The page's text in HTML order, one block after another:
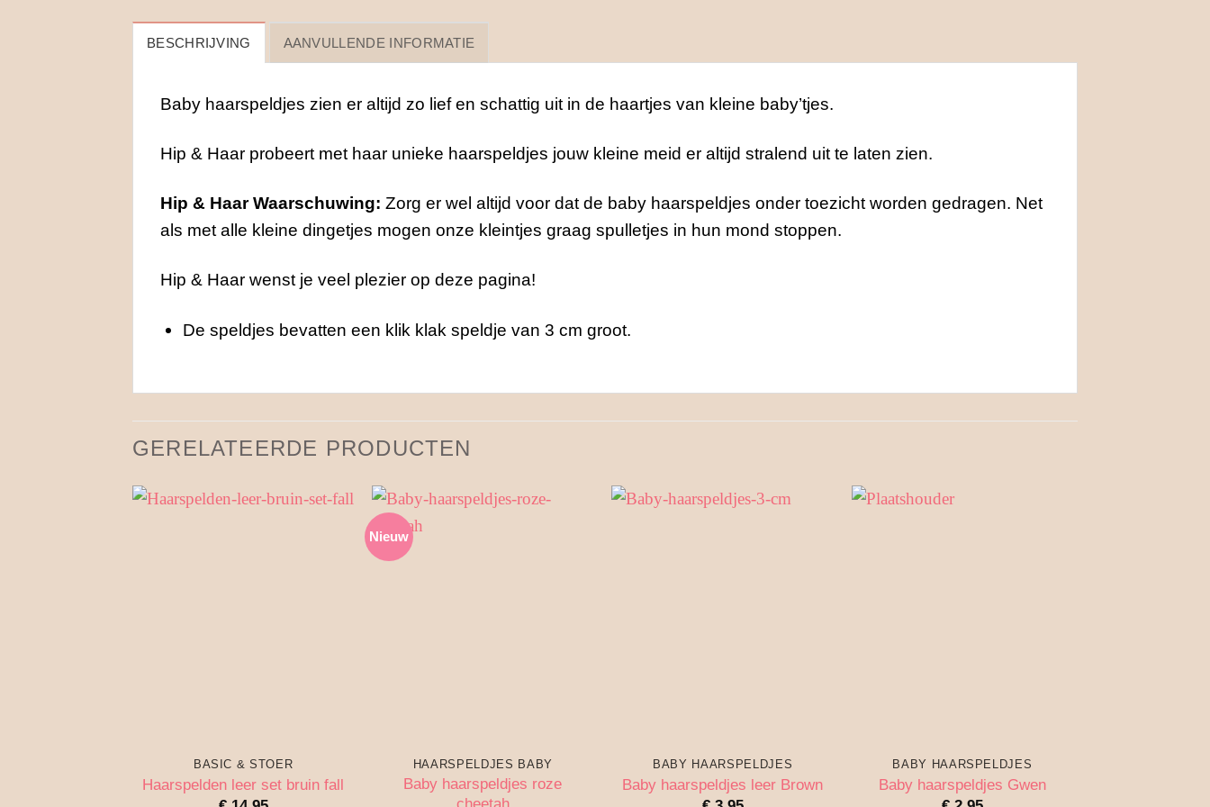
BESCHRIJVING AANVULLENDE INFORMATIE
Baby haarspeldjes zien er altijd zo lief en schattig uit in de haartjes van kleine baby’tjes.
Hip & Haar probeert met haar unieke haarspeldjes jouw kleine meid er altijd stralend uit te laten zien.
Hip & Haar Waarschuwing: Zorg er wel altijd voor dat de baby haarspeldjes onder toezicht worden gedragen. Net
als met alle kleine dingetjes mogen onze kleintjes graag spulletjes in hun mond stoppen.
Hip & Haar wenst je veel plezier op deze pagina!
De speldjes bevatten een klik klak speldje van 3 cm groot.
GERELATEERDE PRODUCTEN
BASIC & STOER
Haarspelden leer set bruin fall
Nieuw
HAARSPELDJES BABY
Baby haarspeldjes roze
BABY HAARSPELDJES
Baby haarspeldjes leer Brown
BABY HAARSPELDJES
Baby haarspeldjes Gwen